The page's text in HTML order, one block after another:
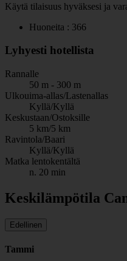
Käytä tilaisuus hyväksesi ja
Huoneita : 366
Lyhyesti hotellista
Rannalle
50 m - 300 m
Ulkouima-allas/Lastenallas
Kyllä/Kyllä
Keskustaan/Ostoksille
5 km/5 km
Ravintola/Baari
Kyllä/Kyllä
Matka lentokentältä
n. 20 min
Keskilämpötila
Edellinen
Tammi